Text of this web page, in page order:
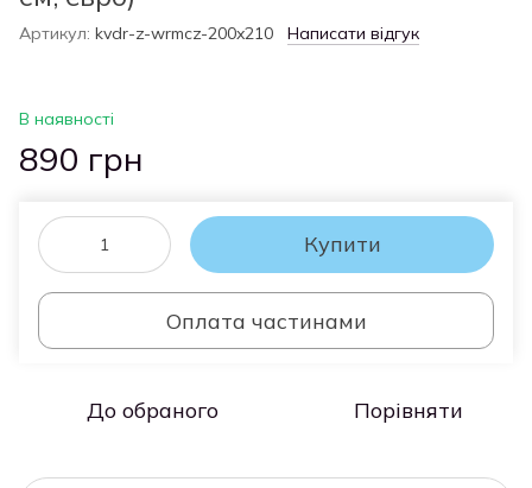
Артикул: kvdr-z-wrmcz-200x210 Написати відгук
В наявності
890 грн
Купити
Оплата частинами
До обраного Порівняти